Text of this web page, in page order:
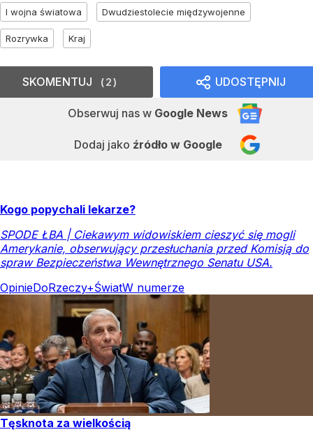
I wojna światowa Dwudziestolecie międzywojenne
Rozrywka Kraj
UDOSTĘPNIJ
Obserwuj nas w Google News
Dodaj jako źródło w Google
SKOMENTUJ 2
Kogo popychali lekarze?
SPODE ŁBA | Ciekawym widowiskiem cieszyć się mogli
Amerykanie, obserwujący przesłuchania przed Komisją do
spraw Bezpieczeństwa Wewnętrznego Senatu USA.
OpinieDoRzeczy+ŚwiatW numerze
Tęsknota za wielkością